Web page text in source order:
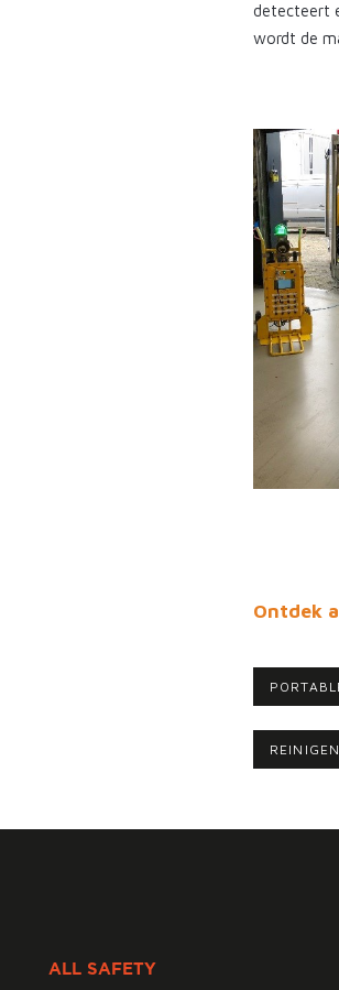
detecteert
wordt de
Ontdek
ALL SAFETY